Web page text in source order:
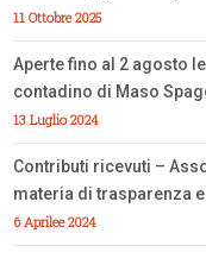
11 Ottobre 2025
Aperte fino al 2 agosto
contadino di Maso
13 Luglio 2024
Contributi ricevuti –
materia di trasparenza
6 Aprilee 2024